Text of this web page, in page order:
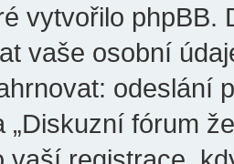
vytvořilo phpBB.
vaše osobní
odeslání
„Diskuzní fórum